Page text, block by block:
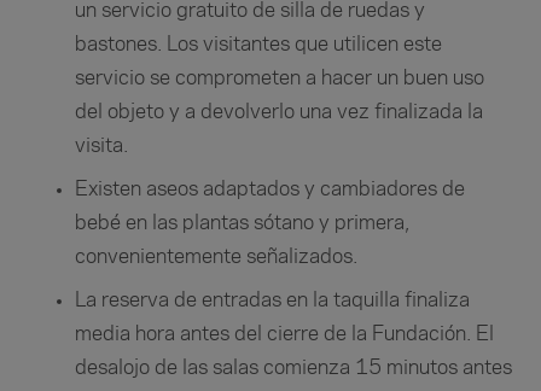
un servicio gratuito de silla de ruedas y
bastones. Los visitantes que utilicen este
servicio se comprometen a hacer un buen uso
del objeto y a devolverlo una vez finalizada la
visita.
Existen aseos adaptados y cambiadores de
bebé en las plantas sótano y primera,
convenientemente señalizados.
La reserva de entradas en la taquilla finaliza
media hora antes del cierre de la Fundación. El
desalojo de las salas comienza 15 minutos antes